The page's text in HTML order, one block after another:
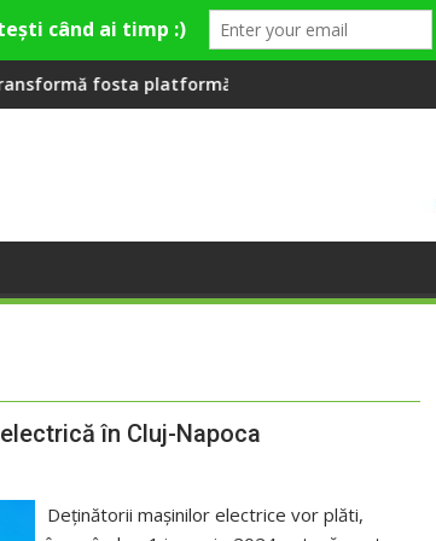
VillageCarbochim într-un nou centru cultural și
în Cluj-Napoca
Deținătorii mașinilor electrice vor plăti,